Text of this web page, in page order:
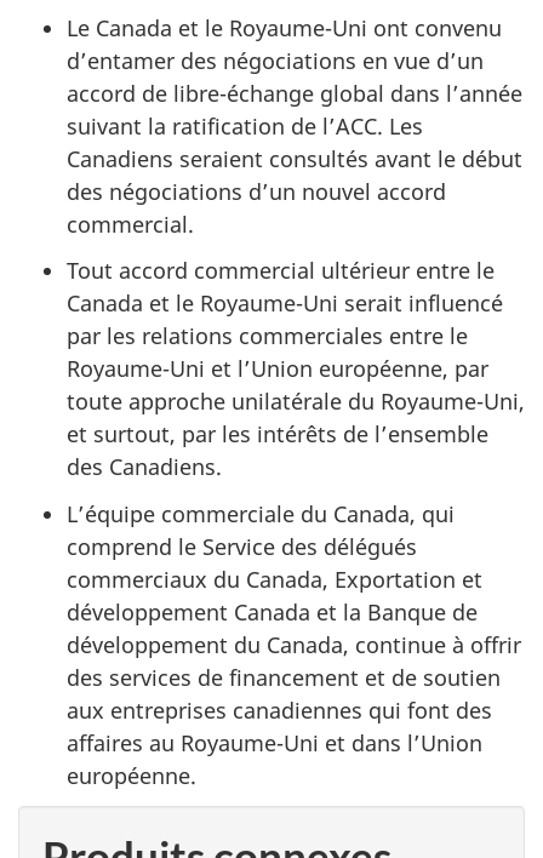
Le Canada et le Royaume-Uni ont convenu
d’entamer des négociations en vue d’un
accord de libre-échange global dans l’année
suivant la ratification de l’ACC. Les
Canadiens seraient consultés avant le début
des négociations d’un nouvel accord
commercial.
Tout accord commercial ultérieur entre le
Canada et le Royaume-Uni serait influencé
par les relations commerciales entre le
Royaume-Uni et l’Union européenne, par
toute approche unilatérale du Royaume-Uni,
et surtout, par les intérêts de l’ensemble
des Canadiens.
L’équipe commerciale du Canada, qui
comprend le Service des délégués
commerciaux du Canada, Exportation et
développement Canada et la Banque de
développement du Canada, continue à offrir
des services de financement et de soutien
aux entreprises canadiennes qui font des
affaires au Royaume-Uni et dans l’Union
européenne.